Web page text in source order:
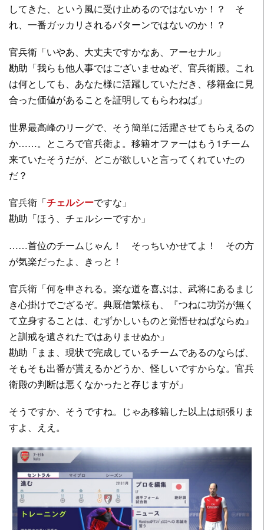
してきた、という風に受け止めるのではないか！？ そ
れ、一番ガッカリされるパターンではないのか！？
官兵衛「いやあ、大丈夫ですかなあ、アーセナル」
勘助「我らも他人事ではございませぬぞ、官兵衛殿。これ
は何としても、あなた様に活躍していただき、移籍金に見
合った価値があることを証明してもらわねば」
世界最高峰のリーグで、そう簡単に活躍させてもらえるの
か……。ところで官兵衛よ。移籍オファーはもう1チーム
来ていたそうだが、どこが欲しいと言ってくれていたの
だ？
官兵衛「チェルシーですな」
勘助「ほう、チェルシーですか」
……首位のチームじゃん！ そっちいかせてよ！ その方
が気楽だったよ、きっと！
官兵衛「何を申される。楽な道を喜ぶは、武将にあるまじ
き心掛けでござるぞ。典厩信繁様も、『つねに功労が無く
て立身することは、むずかしいものと覚悟せねばならぬ』
と訓戒を遺されたではありませぬか」
勘助「まま、現状で完成しているチームであるのならば、
そもそも出番が貰えるかどうか、怪しいですからな。官兵
衛殿の判断は悪くなかったと存じますが」
そうですか、そうですね。じゃあ移籍した以上は頑張りま
すよ、ええ。